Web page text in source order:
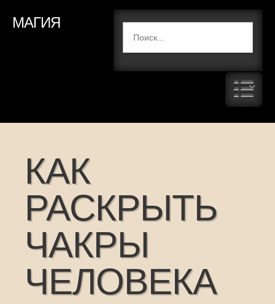
МАГИЯ
КАК
РАСКРЫТЬ
ЧАКРЫ
ЧЕЛОВЕКА